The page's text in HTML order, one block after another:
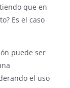
que en
Es el caso
puede ser
el uso